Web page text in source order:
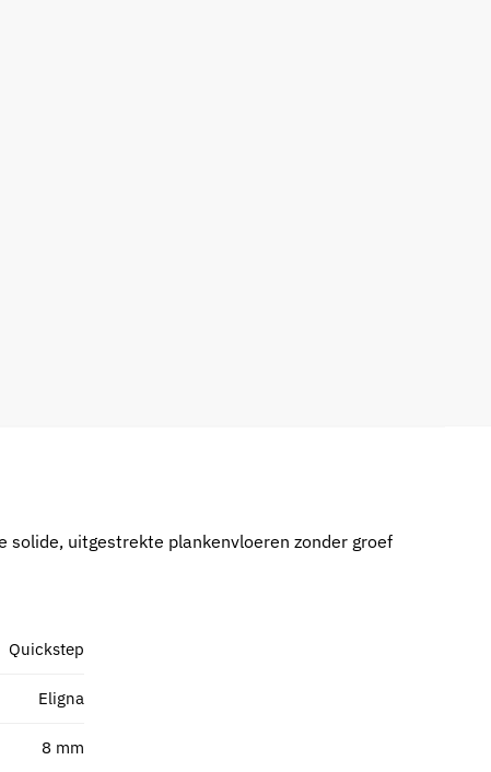
solide, uitgestrekte plankenvloeren zonder groef
Quickstep
Eligna
8 mm